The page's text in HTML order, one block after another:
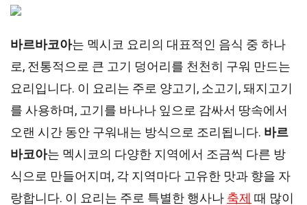
바르바코아는 멕시코 요리의 대표적인 음식 중 하나
로, 전통적으로 큰 고기 덩어리를 천천히 구워 만드는
요리입니다. 이 요리는 주로 양고기, 소고기, 돼지고기
를 사용하며, 고기를 바나나 잎으로 감싸서 땅속에서
오랜 시간 동안 구워내는 방식으로 조리됩니다. 바르
바코아는 멕시코의 다양한 지역에서 조금씩 다른 방
식으로 만들어지며, 각 지역마다 고유한 맛과 향을 자
랑합니다. 이 요리는 주로 특별한 행사나 축제 때 많이